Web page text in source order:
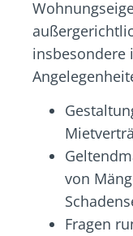
insbesondere
von
Fragen